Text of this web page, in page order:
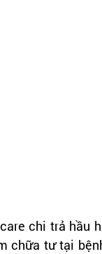
chi trả hầu
chữa tư tại